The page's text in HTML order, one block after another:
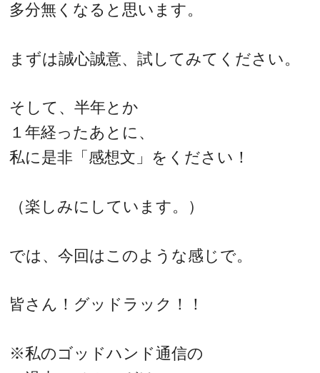
多分無くなると思います。
まずは誠心誠意、試してみてください。
そして、半年とか
１年経ったあとに、
私に是非「感想文」をください！
（楽しみにしています。）
では、今回はこのような感じで。
皆さん！グッドラック！！
※私のゴッドハンド通信の